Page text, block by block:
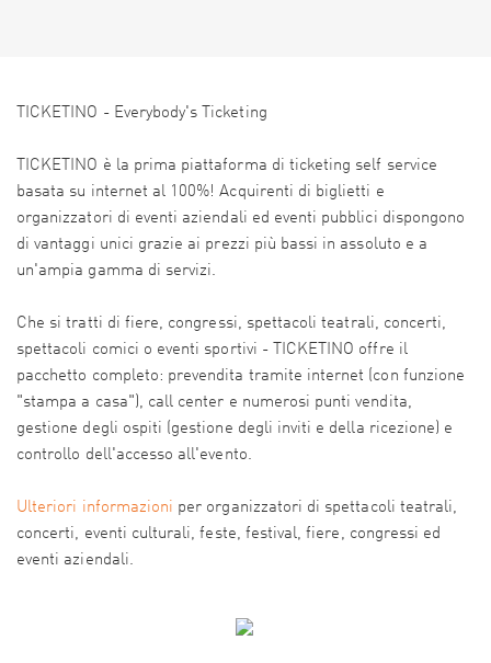
TICKETINO - Everybody's Ticketing
TICKETINO è la prima piattaforma di ticketing self service
basata su internet al 100%! Acquirenti di biglietti e
organizzatori di eventi aziendali ed eventi pubblici dispongono
di vantaggi unici grazie ai prezzi più bassi in assoluto e a
un'ampia gamma di servizi.
Che si tratti di fiere, congressi, spettacoli teatrali, concerti,
spettacoli comici o eventi sportivi - TICKETINO offre il
pacchetto completo: prevendita tramite internet (con funzione
"stampa a casa"), call center e numerosi punti vendita,
gestione degli ospiti (gestione degli inviti e della ricezione) e
controllo dell'accesso all'evento.
Ulteriori informazioni per organizzatori di spettacoli teatrali,
concerti, eventi culturali, feste, festival, fiere, congressi ed
eventi aziendali.